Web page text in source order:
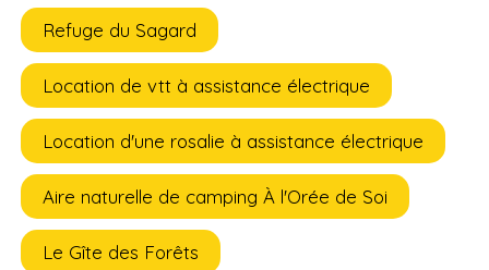
Refuge du Sagard
Location de vtt à assistance électrique
Location d'une rosalie à assistance électrique
Aire naturelle de camping À l'Orée de Soi
Le Gîte des Forêts